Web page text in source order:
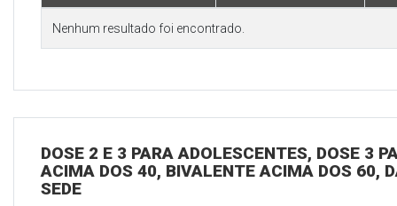
Nenhum resultado foi encontrado.
DOSE 2 E 3 PARA ADOLESCENTES, DOSE 3
ACIMA DOS 40, BIVALENTE ACIMA DOS 60,
SEDE